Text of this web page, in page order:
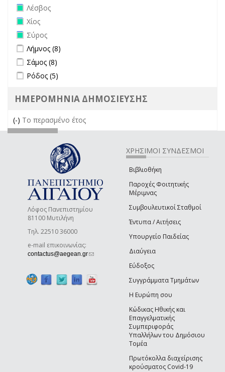
Remove Λέσβος filter
Λέσβος
Remove Χίος filter
Χίος
Remove Σύρος filter
Σύρος
Apply Λήμνος filter
Λήμνος (8)
Apply Σάμος filter
Σάμος (8)
Apply Ρόδος filter
Ρόδος (5)
ΗΜΕΡΟΜΗΝΙΑ ΔΗΜΟΣΙΕΥΣΗΣ
(-) Remove Το περασμένο έτος filter
Το περασμένο έτος
Λόφος Πανεπιστημίου
81100 Μυτιλήνη
Τηλ. 22510 36000
e-mail επικοινωνίας:
contactus@aegean.gr(link sends e-mail)
ΧΡΗΣΙΜΟΙ ΣΥΝΔΕΣΜΟΙ
Βιβλιοθήκη
Παροχές Φοιτητικής
Μέριμνας
Συμβουλευτικοί Σταθμοί
Έντυπα / Αιτήσεις
Υπουργείο Παιδείας
Διαύγεια
Εύδοξος
Συγγράμματα Τμημάτων
Η Ευρώπη σου
Κώδικας Ηθικής και
Επαγγελματικής
Συμπεριφοράς
Υπαλλήλων του Δημόσιου
Τομέα
Πρωτόκολλα διαχείρισης
κρούσματος Covid-19